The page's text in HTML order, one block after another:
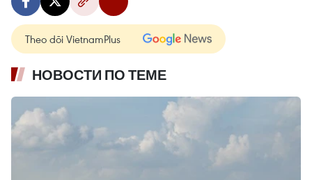
Theo dõi VietnamPlus
НОВОСТИ ПО ТЕМЕ